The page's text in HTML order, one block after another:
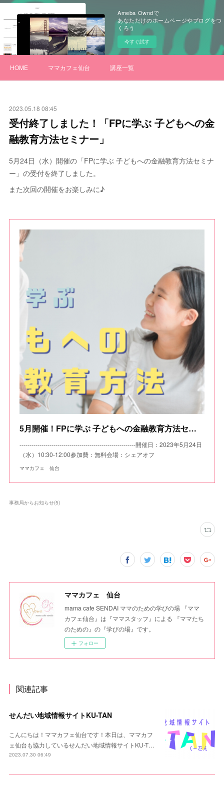
Ameba Owndで
あなただけのホームページやブログをつ
くろう
今すぐ試す
HOME ママカフェ仙台 講座一覧
2023.05.18 08:45
受付終了しました！「FPに学ぶ 子どもへの金
融教育方法セミナー」
5月24日（水）開催の「FPに学ぶ 子どもへの金融教育方法セミナ
ー」の受付を終了しました。
また次回の開催をお楽しみに♪
5月開催！FPに学ぶ 子どもへの金融教育方法セミナー
----------------------------------------------------------開催日：2023年5月24日
（水）10:30-12:00参加費：無料会場：シェアオフ
ママカフェ 仙台
事務局からお知らせ(5)
ママカフェ 仙台
mama cafe SENDAI ママのための学びの場 『ママ
カフェ仙台』は『ママスタッフ』による 『ママたち
のための』の『学びの場』です。
フォロー
関連記事
せんだい地域情報サイトKU-TAN
こんにちは！ママカフェ仙台です！本日は、ママカフ
ェ仙台も協力しているせんだい地域情報サイトKU-T…
2023.07.30 06:49